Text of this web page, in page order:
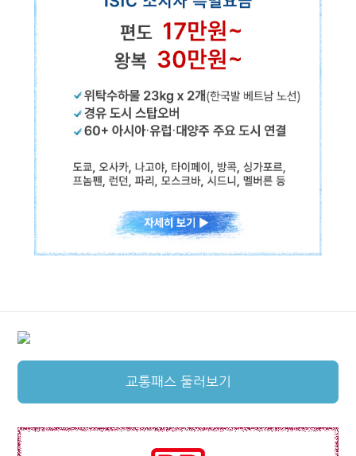
ISIC 소지자 특별요금
편도
왕복33만원~
런던, 암스테르담, 파리, 프랑크푸르트, 마드리드, 부다페스트, 모스
✓위탁수하물 23kg x 2개
✓경유 도시 스탑오버교통패스 둘러보기